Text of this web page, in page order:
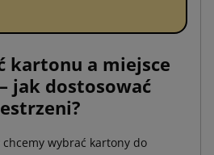
kartonu a miejsce
jak dostosować
wybrać kartony do